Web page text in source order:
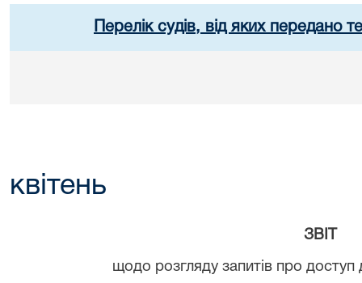
Перелік судів, від яких передано
квітень
ЗВІТ
щодо розгляду запитів про доступ